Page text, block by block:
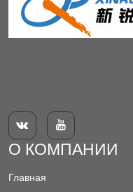
 
О КОМПАНИИ
Главная